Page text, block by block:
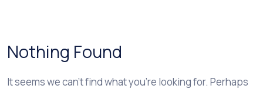
Nothing Found
It seems we can’t find what you’re looking for. Perhaps